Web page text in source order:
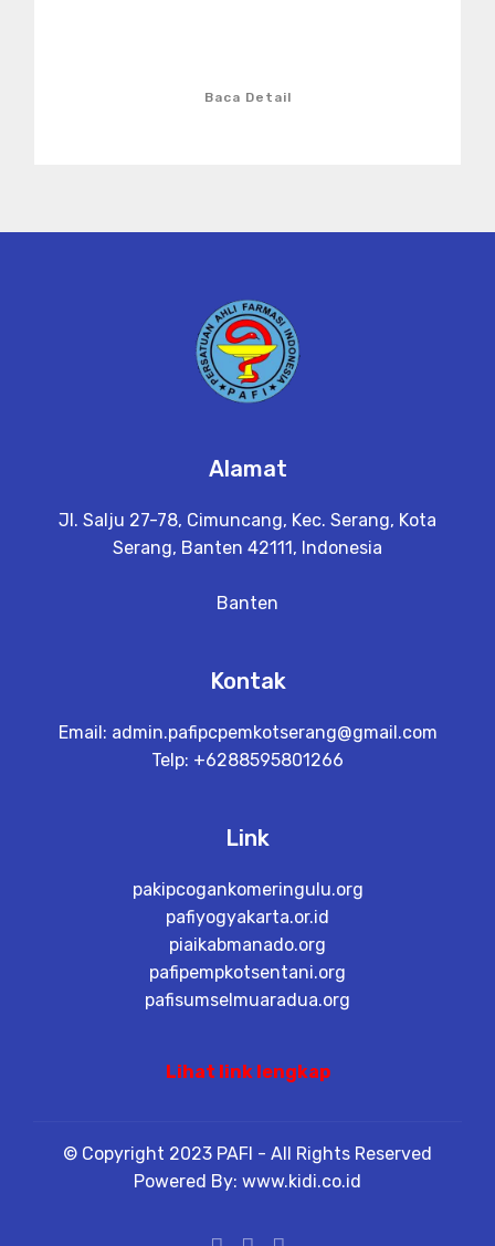
Baca Detail
Alamat
Jl. Salju 27-78, Cimuncang, Kec. Serang, Kota
Serang, Banten 42111, Indonesia
Banten
Kontak
Email: admin.pafipcpemkotserang@gmail.com
Telp: +6288595801266
Link
pakipcogankomeringulu.org
pafiyogyakarta.or.id
piaikabmanado.org
pafipempkotsentani.org
pafisumselmuaradua.org
Lihat link lengkap
© Copyright 2023 PAFI - All Rights Reserved
Powered By: www.kidi.co.id